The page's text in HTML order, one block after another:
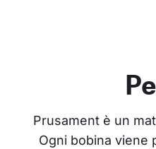
Prusament è un
Ogni bobina viene